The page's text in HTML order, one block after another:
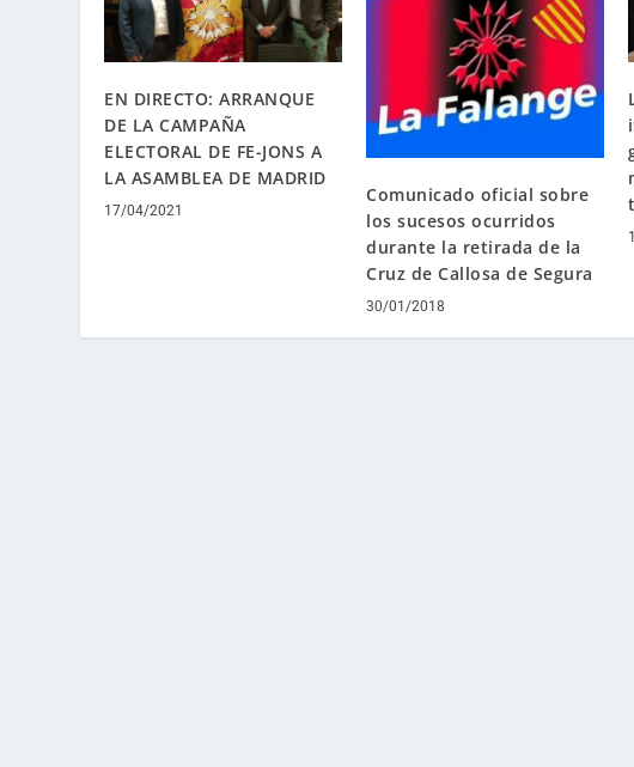
EN DIRECTO: ARRANQUE
DE LA CAMPAÑA
ELECTORAL DE FE-JONS A
LA ASAMBLEA DE MADRID
17/04/2021
Comunicado oficial sobre
los sucesos ocurridos
durante la retirada de la
Cruz de Callosa de Segura
30/01/2018